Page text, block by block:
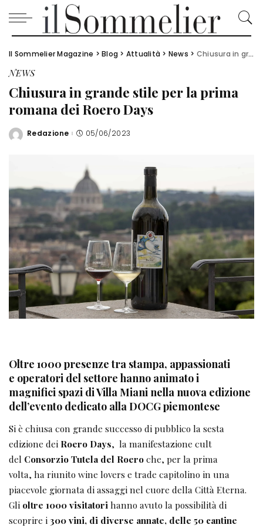
Il Sommelier Magazine >Blog > Attualità > News > Chiusura in grande stile per la prima romana dei Roero Days
NEWS
Chiusura in grande stile per la prima
romana dei Roero Days
Posted
Redazione 05/06/2023
Oltre 1000 presenze tra stampa, appassionati
e operatori del settore hanno animato i
magnifici spazi di Villa Miani nella nuova edizione
dell’evento dedicato alla DOCG piemontese
Si è chiusa con grande successo di pubblico la sesta
edizione dei Roero Days, la manifestazione cult
del Consorzio Tutela del Roeroche, per la prima
volta, ha riunito wine lovers e trade capitolino in una
piacevole giornata di assaggi nel cuore della Città Eterna.
Gli oltre 1000 visitatori hanno avuto la possibilità di
scoprire i300 vini, di diverse annate, delle 50 cantine